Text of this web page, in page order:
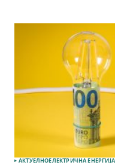
АКТУЕЛНОЕЛЕКТРИЧНА ЕНЕРГИЈА